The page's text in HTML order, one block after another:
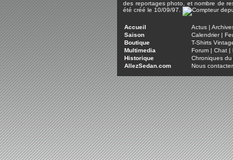
des reportages photo, et nombre de
été créé le 10/09/97.
Accueil Actus |
Saison
Calendrier|
Boutique
T-Shirts
Multimedia
Forum | Chat |
Historique
Chroniques du
AllezSedan.com
Nous contacter